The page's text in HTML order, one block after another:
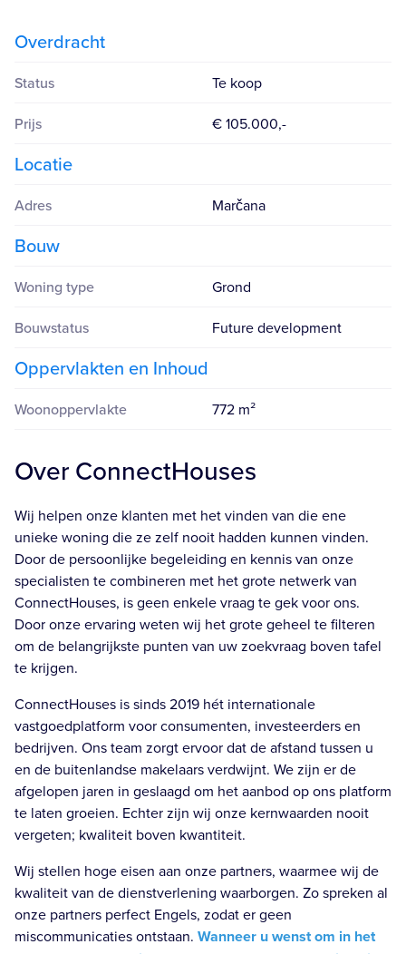
Overdracht
Status Te koop
Prijs € 105.000,-
Locatie
Adres Marčana
Bouw
Woning type Grond
Bouwstatus Future development
Oppervlakten en Inhoud
Woonoppervlakte 772 m²
Over ConnectHouses
Wij helpen onze klanten met het vinden van die ene
unieke woning die ze zelf nooit hadden kunnen vinden.
Door de persoonlijke begeleiding en kennis van onze
specialisten te combineren met het grote netwerk van
ConnectHouses, is geen enkele vraag te gek voor ons.
Door onze ervaring weten wij het grote geheel te filteren
om de belangrijkste punten van uw zoekvraag boven tafel
te krijgen.
ConnectHouses is sinds 2019 hét internationale
vastgoedplatform voor consumenten, investeerders en
bedrijven. Ons team zorgt ervoor dat de afstand tussen u
en de buitenlandse makelaars verdwijnt. We zijn er de
afgelopen jaren in geslaagd om het aanbod op ons platform
te laten groeien. Echter zijn wij onze kernwaarden nooit
vergeten; kwaliteit boven kwantiteit.
Wij stellen hoge eisen aan onze partners, waarmee wij de
kwaliteit van de dienstverlening waarborgen. Zo spreken al
onze partners perfect Engels, zodat er geen
miscommunicaties ontstaan. Wanneer u wenst om in het